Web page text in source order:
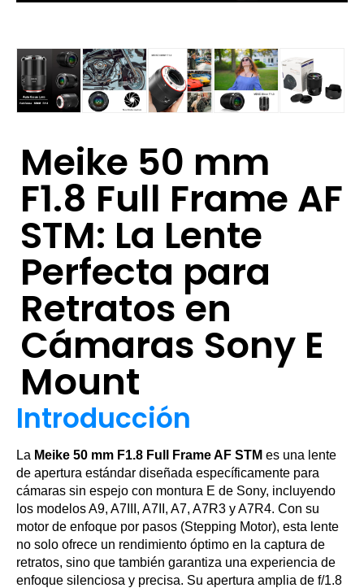
Meike 50 mm
F1.8 Full Frame AF
STM: La Lente
Perfecta para
Retratos en
Cámaras Sony E
Mount
Introducción
La Meike 50 mm F1.8 Full Frame AF STM es una lente
de apertura estándar diseñada específicamente para
cámaras sin espejo con montura E de Sony, incluyendo
los modelos A9, A7III, A7II, A7, A7R3 y A7R4. Con su
motor de enfoque por pasos (Stepping Motor), esta lente
no solo ofrece un rendimiento óptimo en la captura de
retratos, sino que también garantiza una experiencia de
enfoque silenciosa y precisa. Su apertura amplia de f/1.8